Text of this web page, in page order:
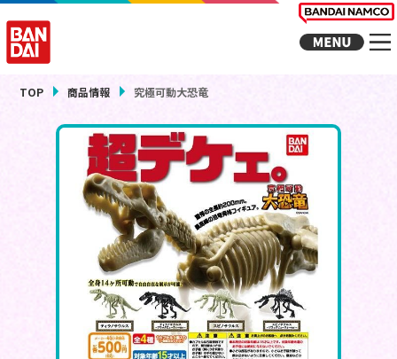
TOP 商品情報 究極可動大恐竜